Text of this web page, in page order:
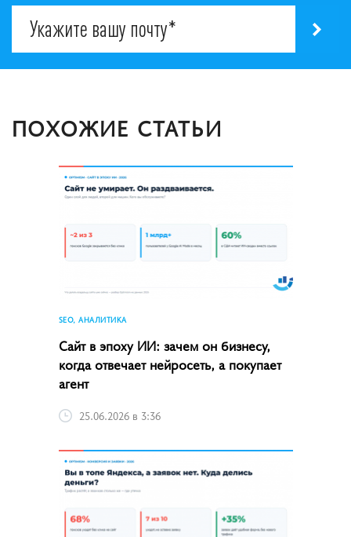
ПОХОЖИЕ СТАТЬИ
SEO, АНАЛИТИКА
Сайт в эпоху ИИ: зачем он бизнесу,
когда отвечает нейросеть, а покупает
агент
25.06.2026 в 3:36